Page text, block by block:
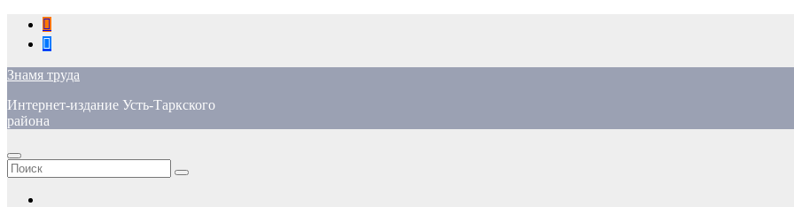
Перейти
содержимому
Знамя труда
Интернет-издание Усть-Таркского
района